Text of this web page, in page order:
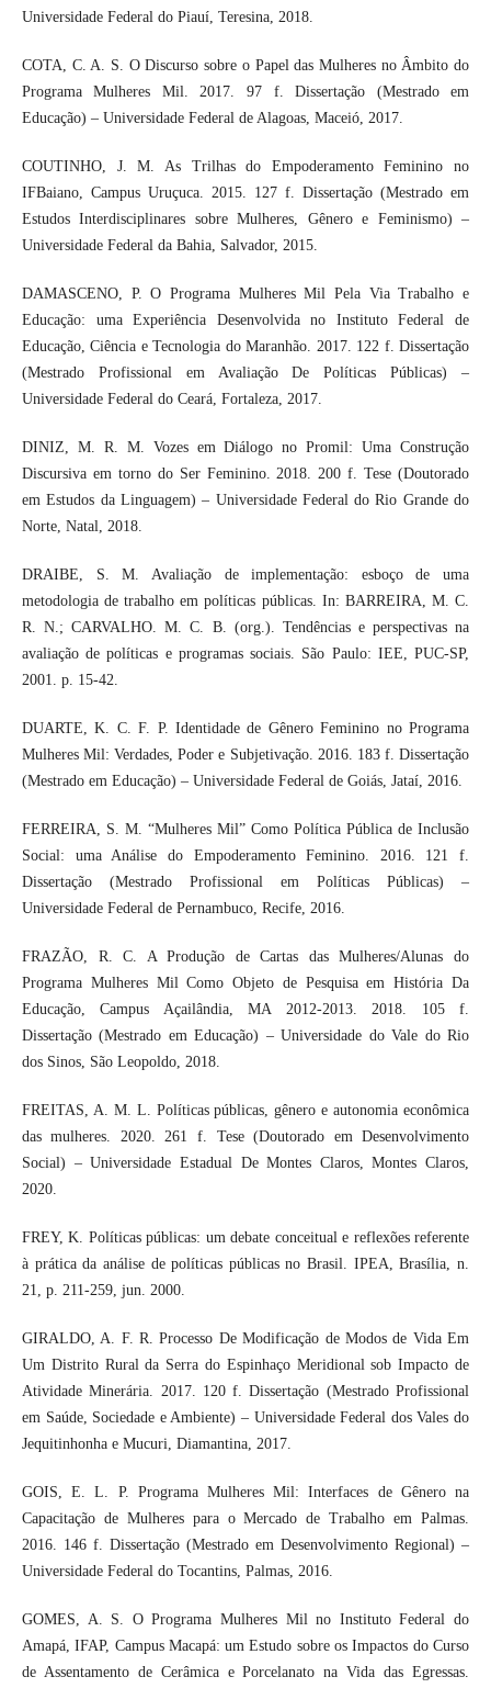
Universidade Federal do Piauí, Teresina, 2018.
COTA, C. A. S. O Discurso sobre o Papel das Mulheres no Âmbito do
Programa Mulheres Mil. 2017. 97 f. Dissertação (Mestrado em
Educação) – Universidade Federal de Alagoas, Maceió, 2017.
COUTINHO, J. M. As Trilhas do Empoderamento Feminino no
IFBaiano, Campus Uruçuca. 2015. 127 f. Dissertação (Mestrado em
Estudos Interdisciplinares sobre Mulheres, Gênero e Feminismo) –
Universidade Federal da Bahia, Salvador, 2015.
DAMASCENO, P. O Programa Mulheres Mil Pela Via Trabalho e
Educação: uma Experiência Desenvolvida no Instituto Federal de
Educação, Ciência e Tecnologia do Maranhão. 2017. 122 f. Dissertação
(Mestrado Profissional em Avaliação De Políticas Públicas) –
Universidade Federal do Ceará, Fortaleza, 2017.
DINIZ, M. R. M. Vozes em Diálogo no Promil: Uma Construção
Discursiva em torno do Ser Feminino. 2018. 200 f. Tese (Doutorado
em Estudos da Linguagem) – Universidade Federal do Rio Grande do
Norte, Natal, 2018.
DRAIBE, S. M. Avaliação de implementação: esboço de uma
metodologia de trabalho em políticas públicas. In: BARREIRA, M. C.
R. N.; CARVALHO. M. C. B. (org.). Tendências e perspectivas na
avaliação de políticas e programas sociais. São Paulo: IEE, PUC-SP,
2001. p. 15-42.
DUARTE, K. C. F. P. Identidade de Gênero Feminino no Programa
Mulheres Mil: Verdades, Poder e Subjetivação. 2016. 183 f. Dissertação
(Mestrado em Educação) – Universidade Federal de Goiás, Jataí, 2016.
FERREIRA, S. M. “Mulheres Mil” Como Política Pública de Inclusão
Social: uma Análise do Empoderamento Feminino. 2016. 121 f.
Dissertação (Mestrado Profissional em Políticas Públicas) –
Universidade Federal de Pernambuco, Recife, 2016.
FRAZÃO, R. C. A Produção de Cartas das Mulheres/Alunas do
Programa Mulheres Mil Como Objeto de Pesquisa em História Da
Educação, Campus Açailândia, MA 2012-2013. 2018. 105 f.
Dissertação (Mestrado em Educação) – Universidade do Vale do Rio
dos Sinos, São Leopoldo, 2018.
FREITAS, A. M. L. Políticas públicas, gênero e autonomia econômica
das mulheres. 2020. 261 f. Tese (Doutorado em Desenvolvimento
Social) – Universidade Estadual De Montes Claros, Montes Claros,
2020.
FREY, K. Políticas públicas: um debate conceitual e reflexões referente
à prática da análise de políticas públicas no Brasil. IPEA, Brasília, n.
21, p. 211-259, jun. 2000.
GIRALDO, A. F. R. Processo De Modificação de Modos de Vida Em
Um Distrito Rural da Serra do Espinhaço Meridional sob Impacto de
Atividade Minerária. 2017. 120 f. Dissertação (Mestrado Profissional
em Saúde, Sociedade e Ambiente) – Universidade Federal dos Vales do
Jequitinhonha e Mucuri, Diamantina, 2017.
GOIS, E. L. P. Programa Mulheres Mil: Interfaces de Gênero na
Capacitação de Mulheres para o Mercado de Trabalho em Palmas.
2016. 146 f. Dissertação (Mestrado em Desenvolvimento Regional) –
Universidade Federal do Tocantins, Palmas, 2016.
GOMES, A. S. O Programa Mulheres Mil no Instituto Federal do
Amapá, IFAP, Campus Macapá: um Estudo sobre os Impactos do Curso
de Assentamento de Cerâmica e Porcelanato na Vida das Egressas.